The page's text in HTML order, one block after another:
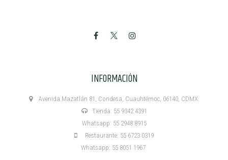
INFORMACIÓN
Avenida Mazatlán 81, Condesa, Cuauhtémoc, 06140, CDMX.
Tienda: 55 9342 4391
Whatsapp: 55 2948 8915
Restaurante: 55 6723 0319
Whatsapp: 55 8051 1967